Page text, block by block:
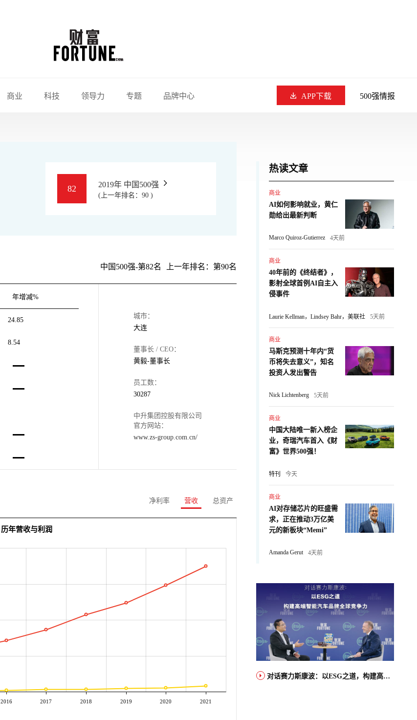
商业 科技 领导力 专题 品牌中心 APP下载 500强情报
82 2019年 中国500强
(上一年排名：90 )
中国500强-第82名 上一年排名：第90名
年增减%
24.85
8.54
城市：
大连
董事长 / CEO：
黄毅-董事长
员工数：
30287
中升集团控股有限公司
官方网站：
www.zs-group.com.cn/
净利率 营收 总资产
2016 2017 2018 2019 2020 2021
历年营收与利润
热读文章
商业
AI如何影响就业，黄仁
勋给出最新判断
Marco Quiroz-Gutierrez 4天前
商业
40年前的《终结者》，
影射全球首例AI自主入
侵事件
Laurie Kellman，Lindsey Bahr，美联社 5天前
商业
马斯克预测十年内“货
币将失去意义”，知名
投资人发出警告
Nick Lichtenberg 5天前
商业
中国大陆唯一新入榜企
业，奇瑞汽车首入《财
富》世界500强！
特刊 今天
商业
AI对存储芯片的旺盛需
求，正在推动3万亿美
元的新板块“Memi”
Amanda Gerut 4天前
对话赛力斯康波：以ESG之道，构建高端智能汽车品牌全球竞争力